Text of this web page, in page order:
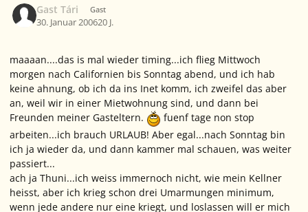
Gast Tári Gast
30. Januar 200620 J.
maaaan....das is mal wieder timing...ich flieg Mittwoch
morgen nach Californien bis Sonntag abend, und ich hab
keine ahnung, ob ich da ins Inet komm, ich zweifel das aber
an, weil wir in einer Mietwohnung sind, und dann bei
Freunden meiner Gasteltern.
fuenf tage non stop
arbeiten...ich brauch URLAUB! Aber egal...nach Sonntag bin
ich ja wieder da, und dann kammer mal schauen, was weiter
passiert...
ach ja Thuni...ich weiss immernoch nicht, wie mein Kellner
heisst, aber ich krieg schon drei Umarmungen minimum,
wenn jede andere nur eine kriegt, und loslassen will er mich